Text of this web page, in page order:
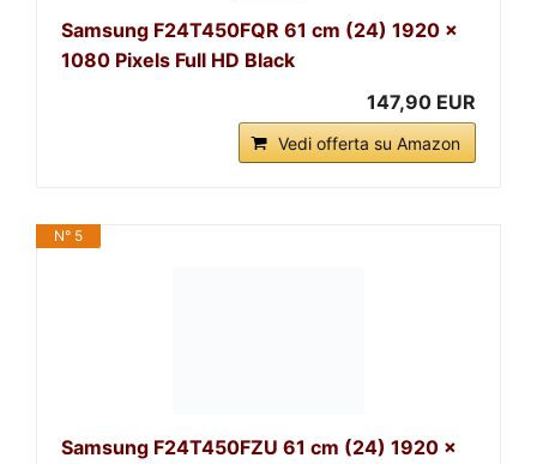
Samsung F24T450FQR 61 cm (24) 1920 x
1080 Pixels Full HD Black
147,90 EUR
Vedi offerta su Amazon
N° 5
Samsung F24T450FZU 61 cm (24) 1920 x